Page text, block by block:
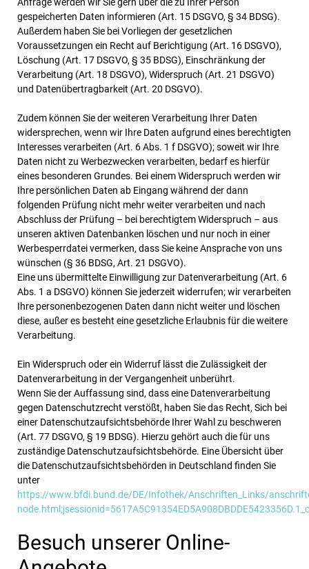
gespeicherten Daten informieren (Art. 15 DSGVO, § 34 BDSG).
Außerdem haben Sie bei Vorliegen der gesetzlichen
Voraussetzungen ein Recht auf Berichtigung (Art. 16 DSGVO),
Löschung (Art. 17 DSGVO, § 35 BDSG), Einschränkung der
Verarbeitung (Art. 18 DSGVO), Widerspruch (Art. 21 DSGVO)
und Datenübertragbarkeit (Art. 20 DSGVO).
Zudem können Sie der weiteren Verarbeitung Ihrer Daten
widersprechen, wenn wir Ihre Daten aufgrund eines berechtigten
Interesses verarbeiten (Art. 6 Abs. 1 f DSGVO); soweit wir Ihre
Daten nicht zu Werbezwecken verarbeiten, bedarf es hierfür
eines besonderen Grundes. Bei einem Widerspruch werden wir
Ihre persönlichen Daten ab Eingang während der dann
folgenden Prüfung nicht mehr weiter verarbeiten und nach
Abschluss der Prüfung – bei berechtigtem Widerspruch – aus
unseren aktiven Datenbanken löschen und nur noch in einer
Werbesperrdatei vermerken, dass Sie keine Ansprache von uns
wünschen (§ 36 BDSG, Art. 21 DSGVO).
Eine uns übermittelte Einwilligung zur Datenverarbeitung (Art. 6
Abs. 1 a DSGVO) können Sie jederzeit widerrufen; wir verarbeiten
Ihre personenbezogenen Daten dann nicht weiter und löschen
diese, außer es besteht eine gesetzliche Erlaubnis für die weitere
Verarbeitung.
Ein Widerspruch oder ein Widerruf lässt die Zulässigkeit der
Datenverarbeitung in der Vergangenheit unberührt.
Wenn Sie der Auffassung sind, dass eine Datenverarbeitung
gegen Datenschutzrecht verstößt, haben Sie das Recht, Sich bei
einer Datenschutzaufsichtsbehörde Ihrer Wahl zu beschweren
(Art. 77 DSGVO, § 19 BDSG). Hierzu gehört auch die für uns
zuständige Datenschutzaufsichtsbehörde. Eine Übersicht über
die Datenschutzaufsichtsbehörden in Deutschland finden Sie
unter
https://www.bfdi.bund.de/DE/Infothek/Anschriften_Links/
Besuch unserer Online-